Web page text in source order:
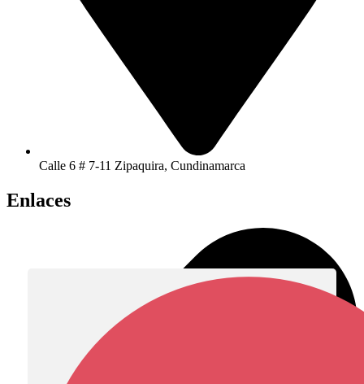
Calle 6 # 7-11 Zipaquira, Cundinamarca
Enlaces